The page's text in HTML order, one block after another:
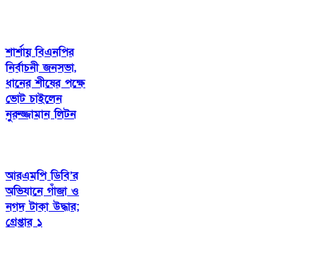
শার্শায় বিএনপির
নির্বাচনী জনসভা,
ধানের শীষের পক্ষে
ভোট চাইলেন
নুরুজ্জামান লিটন
আরএমপি ডিবি’র
অভিযানে গাঁজা ও
নগদ টাকা উদ্ধার;
গ্রেপ্তার ১